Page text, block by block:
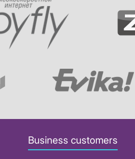
Business customers